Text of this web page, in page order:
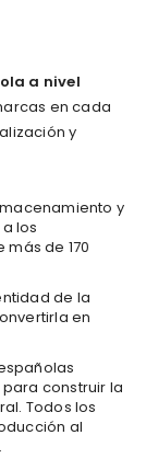
a nivel
en cada
y
y
los
de 170
de la
en
construir la
Todos los
al